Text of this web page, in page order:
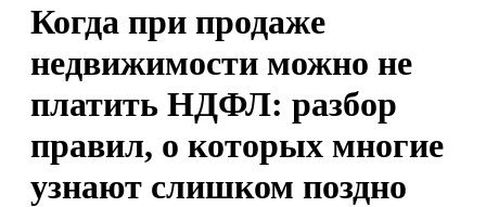
Когда при продаже
недвижимости можно не
платить НДФЛ: разбор
правил, о которых многие
узнают слишком поздно